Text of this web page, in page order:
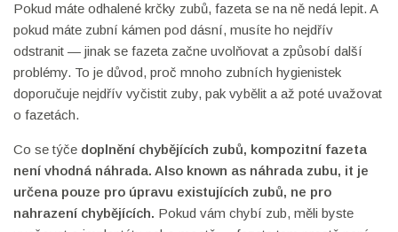
Pokud máte odhalené krčky zubů, fazeta se na ně nedá lepit. A
pokud máte zubní kámen pod dásní, musíte ho nejdřív
odstranit — jinak se fazeta začne uvolňovat a způsobí další
problémy. To je důvod, proč mnoho zubních hygienistek
doporučuje nejdřív vyčistit zuby, pak vybělit a až poté uvažovat
o fazetách.
Co se týče doplnění chybějících zubů, kompozitní fazeta
není vhodná náhrada. Also known as náhrada zubu, it je
určena pouze pro úpravu existujících zubů, ne pro
nahrazení chybějících. Pokud vám chybí zub, měli byste